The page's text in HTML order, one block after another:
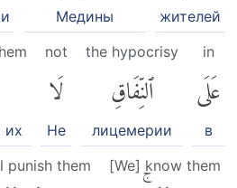
жителей
Медины
in
عَلَى
в
the hypocrisy
ٱلنِّفَاقِ
лицемерии
not
لَا
Не
их
[We] know them
punish them